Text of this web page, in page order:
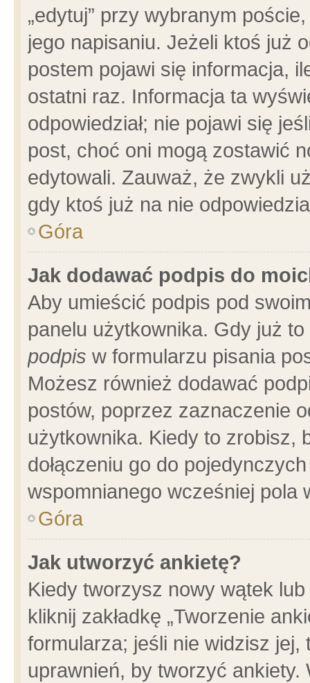
„edytuj” przy wybranym
jego napisaniu. Jeżeli ktoś już
postem pojawi się informacja,
ostatni raz. Informacja ta
odpowiedział; nie pojawi się
post, choć oni mogą zostawić
edytowali. Zauważ, że zwykli
gdy ktoś już na nie
Góra
Jak dodawać podpis do
Aby umieścić podpis pod
panelu użytkownika. Gdy już
podpis w formularzu pisania
Możesz również dodawać
postów, poprzez zaznaczenie
użytkownika. Kiedy to zrobisz,
dołączeniu go do
wspomnianego wcześniej pola
Góra
Jak utworzyć ankietę?
Kiedy tworzysz nowy wątek
kliknij zakładkę „Tworzenie
formularza; jeśli nie widzisz
uprawnień, by tworzyć ankiety.